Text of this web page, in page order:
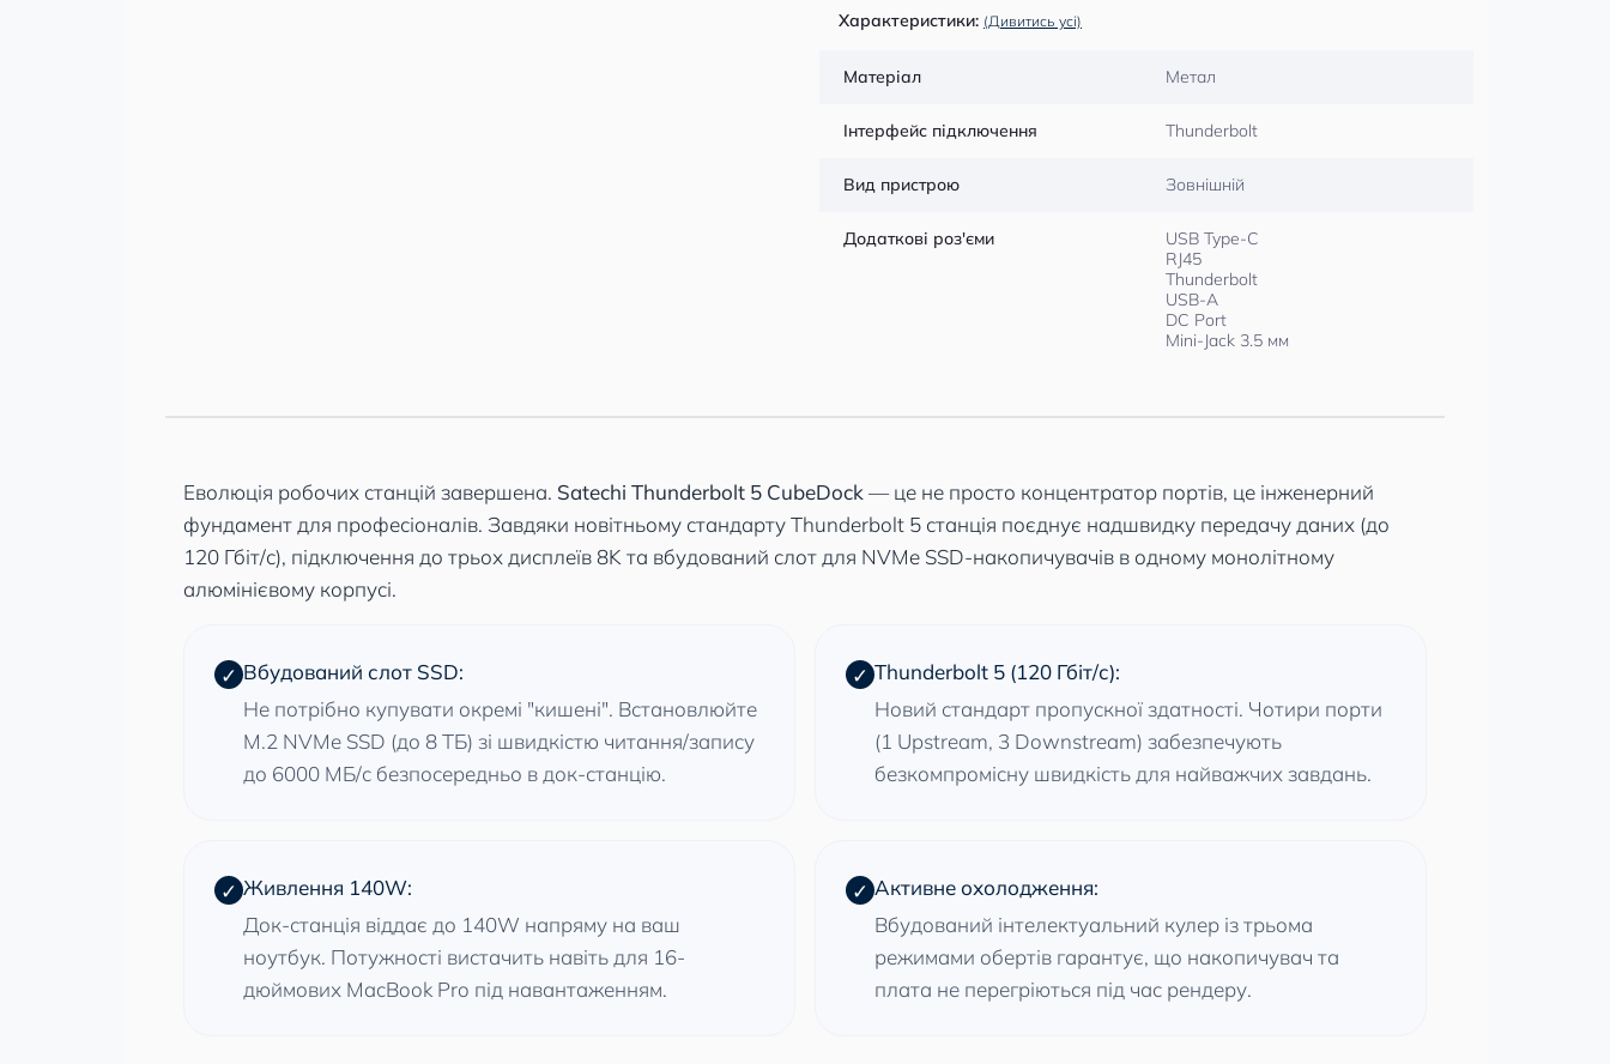
Характеристики: (Дивитись усі)
Матеріал Метал
Інтерфейс підключення Thunderbolt
Вид пристрою Зовнішній
Додаткові роз'єми
USB Type-C
RJ45
Thunderbolt
USB-A
DC Port
Mini-Jack 3.5 мм
Еволюція робочих станцій завершена. Satechi Thunderbolt 5 CubeDock — це не просто концентратор портів, це інженерний
фундамент для професіоналів. Завдяки новітньому стандарту Thunderbolt 5 станція поєднує надшвидку передачу даних (до
120 Гбіт/с), підключення до трьох дисплеїв 8K та вбудований слот для NVMe SSD-накопичувачів в одному монолітному
алюмінієвому корпусі.
✓ Вбудований слот SSD:
Не потрібно купувати окремі "кишені". Встановлюйте
M.2 NVMe SSD (до 8 ТБ) зі швидкістю читання/запису
до 6000 МБ/с безпосередньо в док-станцію.
✓ Thunderbolt 5 (120 Гбіт/с):
Новий стандарт пропускної здатності. Чотири порти
(1 Upstream, 3 Downstream) забезпечують
безкомпромісну швидкість для найважчих завдань.
✓ Живлення 140W:
Док-станція віддає до 140W напряму на ваш
ноутбук. Потужності вистачить навіть для 16-
дюймових MacBook Pro під навантаженням.
✓ Активне охолодження:
Вбудований інтелектуальний кулер із трьома
режимами обертів гарантує, що накопичувач та
плата не перегріються під час рендеру.